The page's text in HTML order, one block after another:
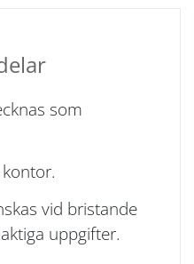
som
vid bristande
uppgifter.